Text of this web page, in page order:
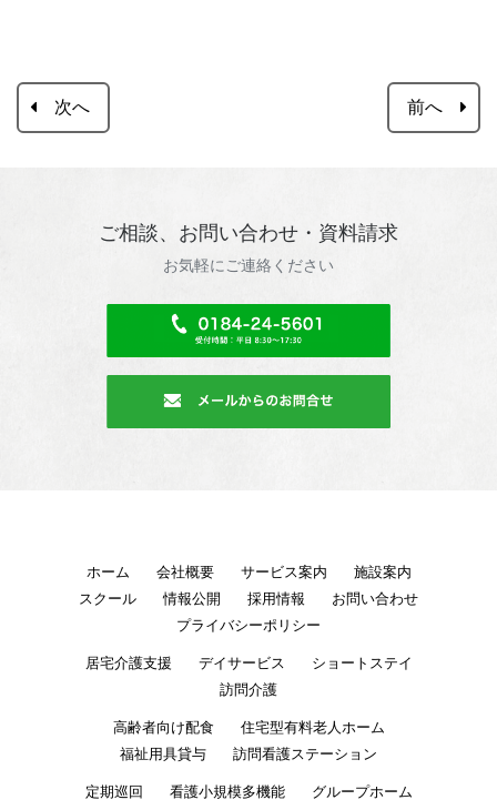
次へ 前へ
ご相談、お問い合わせ・資料請求
お気軽にご連絡ください
ホーム 会社概要 サービス案内
施設案内
スクール
情報公開 採用情報
お問い合わせ
プライバシーポリシー
居宅介護支援 デイサービス
ショートステイ
訪問介護
高齢者向け配食
住宅型有料老人ホーム
福祉用具貸与
訪問看護ステーション
定期巡回 看護小規模多機能 グループホーム